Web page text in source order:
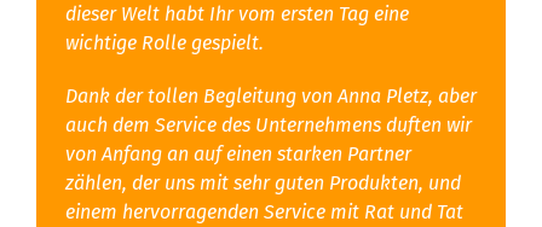
dieser Welt habt Ihr vom ersten Tag eine
wichtige Rolle gespielt.
Dank der tollen Begleitung von Anna Pletz, aber
auch dem Service des Unternehmens duften wir
von Anfang an auf einen starken Partner
zählen, der uns mit sehr guten Produkten, und
einem hervorragenden Service mit Rat und Tat